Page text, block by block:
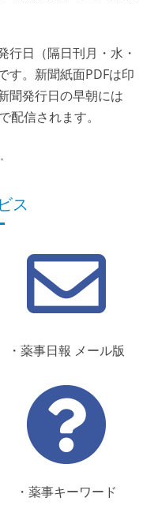
日（隔日刊月・水・
す。新聞紙面PDFは印
聞発行日の早朝には
配信されます。
ス
・薬事日報 メール版
・薬事キーワード